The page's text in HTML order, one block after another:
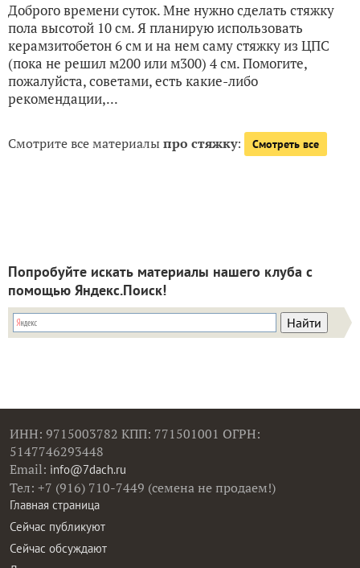
Доброго времени суток. Мне нужно сделать стяжку
пола высотой 10 см. Я планирую использовать
керамзитобетон 6 см и на нем саму стяжку из ЦПС
(пока не решил м200 или м300) 4 см. Помогите,
пожалуйста, советами, есть какие-либо
рекомендации,...
Смотрите все материалыпро стяжку: Смотреть все
Попробуйте искать материалы нашего клуба с
помощью Яндекс.Поиск!
ИНН: 9715003782 КПП: 771501001 ОГРН:
5147746293448
Email: info@7dach.ru
Тел: +7 (916) 710-7449 (семена не продаем!)
Главная страница
Сейчас публикуют
Сейчас обсуждают